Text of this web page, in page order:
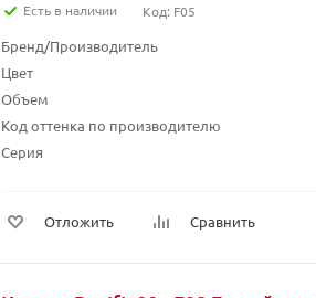
Есть в наличии Код: F05
Бренд/Производитель
Цвет
Объем
Код оттенка по производителю
Серия
Отложить Сравнить